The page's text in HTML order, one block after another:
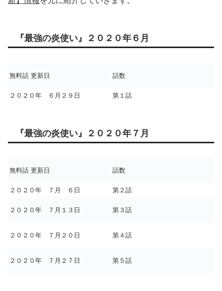
『最強の炎使い』２０２０年６月
無料話 更新日 話数
２０２０年 ６月２９日 第１話
『最強の炎使い』２０２０年７月
無料話 更新日 話数
２０２０年 ７月 ６日 第２話
２０２０年 ７月１３日 第３話
２０２０年 ７月２０日 第４話
２０２０年 ７月２７日 第５話